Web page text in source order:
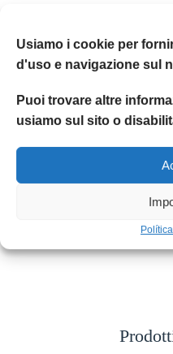
Usiamo i cookie per
d'uso e navigazione sul
Puoi trovare altre
usiamo sul sito o